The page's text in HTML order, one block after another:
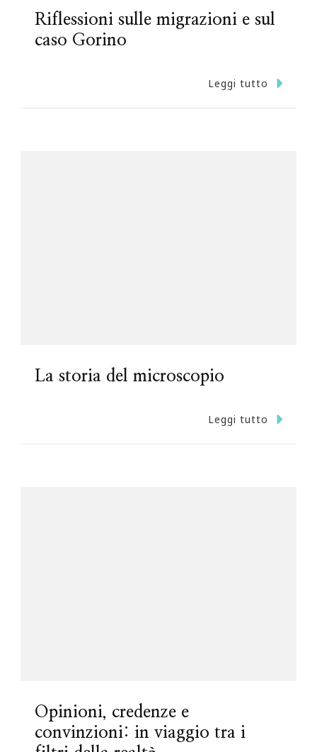
Riflessioni sulle migrazioni e sul
caso Gorino
Leggi tutto
La storia del microscopio
Leggi tutto
Opinioni, credenze e
convinzioni: in viaggio tra i